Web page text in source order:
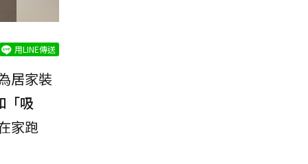
用LINE傳送
居家裝
「吸
家跑